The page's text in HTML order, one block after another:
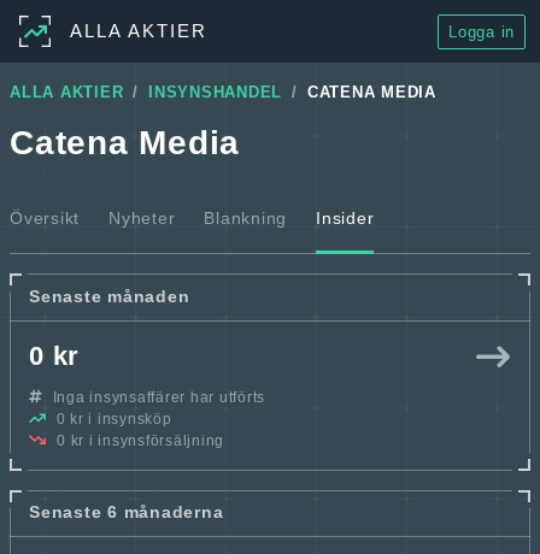
ALLA AKTIER Logga in
ALLA AKTIER INSYNSHANDEL CATENA MEDIA
Catena Media
Översikt Nyheter Blankning Insider
Senaste månaden
0 kr
Inga insynsaffärer har utförts
0 kr i insynsköp
0 kr i insynsförsäljning
Senaste 6 månaderna